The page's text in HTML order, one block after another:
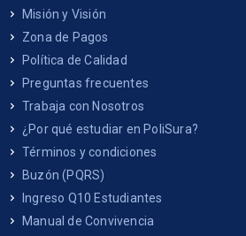
Misión y Visión
Zona de Pagos
Política de Calidad
Preguntas frecuentes
Trabaja con Nosotros
¿Por qué estudiar en PoliSura?
Términos y condiciones
Buzón (PQRS)
Ingreso Q10 Estudiantes
Manual de Convivencia